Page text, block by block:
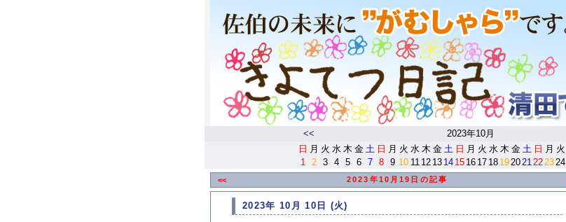
<< 2023年10月
日 月 火 水 木 金 土 日 月 火 水 木 金 土 日 月 火 水 木 金 土 日 月 火
1
2 3 4 5 6 7 8 9 10 11 12 13 14 15 16 17 18 192021222324
<< 2023年10月19日の記事
2023年 10月 10日 (火)